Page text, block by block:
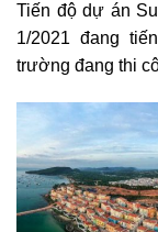
Tiến độ dự án
1/2021 đang
trường đang thi